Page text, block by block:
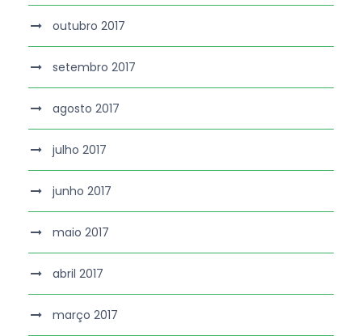
outubro 2017
setembro 2017
agosto 2017
julho 2017
junho 2017
maio 2017
abril 2017
março 2017